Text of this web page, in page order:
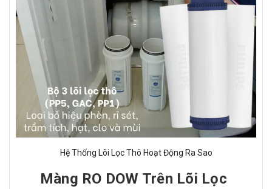
Hệ Thống Lõi Lọc Thô Hoạt Động Ra Sao
Màng RO DOW Trên Lõi Lọc